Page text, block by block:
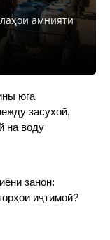
амнияти
юга
засухой,
на воду
занон:
иҷтимоӣ?